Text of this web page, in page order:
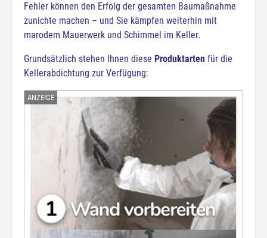
Fehler können den Erfolg der gesamten Baumaßnahme
zunichte machen – und Sie kämpfen weiterhin mit
marodem Mauerwerk und Schimmel im Keller.
Grundsätzlich stehen Ihnen diese Produktarten für die
Kellerabdichtung zur Verfügung: